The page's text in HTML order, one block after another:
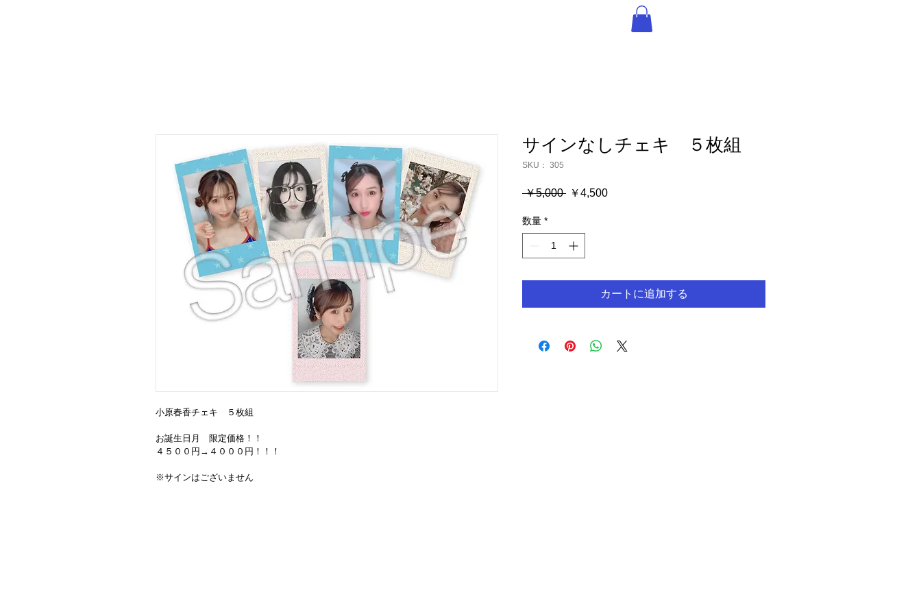
小原春香チェキ　５枚組
お誕生日月　限定価格！！
４５００円→４０００円！！！
※サインはございません
サインなしチェキ ５枚組
SKU： 305
￥5,000 通
格
￥4,500セ
数量 *
カートに追加する